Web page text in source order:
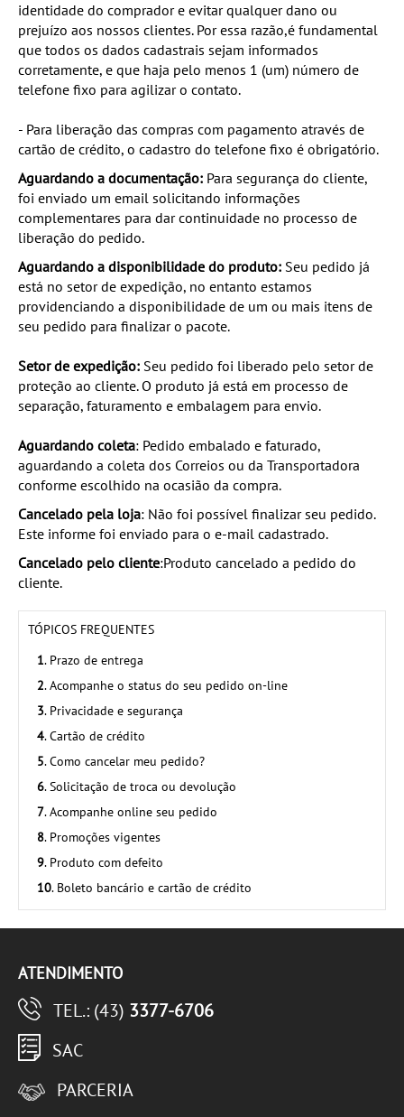
identidade do comprador e evitar qualquer dano ou
prejuízo aos nossos clientes. Por essa razão,é fundamental
que todos os dados cadastrais sejam informados
corretamente, e que haja pelo menos 1 (um) número de
telefone fixo para agilizar o contato.
- Para liberação das compras com pagamento através de
cartão de crédito, o cadastro do telefone fixo é obrigatório.
Aguardando a documentação: Para segurança do cliente,
foi enviado um email solicitando informações
complementares para dar continuidade no processo de
liberação do pedido.
Aguardando a disponibilidade do produto: Seu pedido já
está no setor de expedição, no entanto estamos
providenciando a disponibilidade de um ou mais itens de
seu pedido para finalizar o pacote.
Setor de expedição: Seu pedido foi liberado pelo setor de
proteção ao cliente. O produto já está em processo de
separação, faturamento e embalagem para envio.
Aguardando coleta: Pedido embalado e faturado,
aguardando a coleta dos Correios ou da Transportadora
conforme escolhido na ocasião da compra.
Cancelado pela loja: Não foi possível finalizar seu pedido.
Este informe foi enviado para o e-mail cadastrado.
Cancelado pelo cliente:Produto cancelado a pedido do
cliente.
TÓPICOS FREQUENTES
1. Prazo de entrega
2. Acompanhe o status do seu pedido on-line
3. Privacidade e segurança
4. Cartão de crédito
5. Como cancelar meu pedido?
6. Solicitação de troca ou devolução
7. Acompanhe online seu pedido
8. Promoções vigentes
9. Produto com defeito
10. Boleto bancário e cartão de crédito
ATENDIMENTO
TEL.: (43) 3377-6706
SAC
PARCERIA